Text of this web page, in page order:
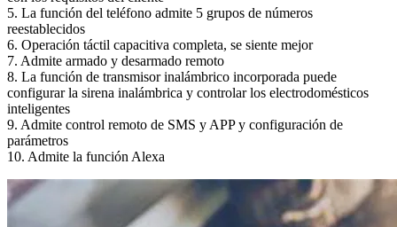
5. La función del teléfono admite 5 grupos de números
reestablecidos
6. Operación táctil capacitiva completa, se siente mejor
7. Admite armado y desarmado remoto
8. La función de transmisor inalámbrico incorporada puede
configurar la sirena inalámbrica y controlar los electrodomésticos
inteligentes
9. Admite control remoto de SMS y APP y configuración de
parámetros
10. Admite la función Alexa